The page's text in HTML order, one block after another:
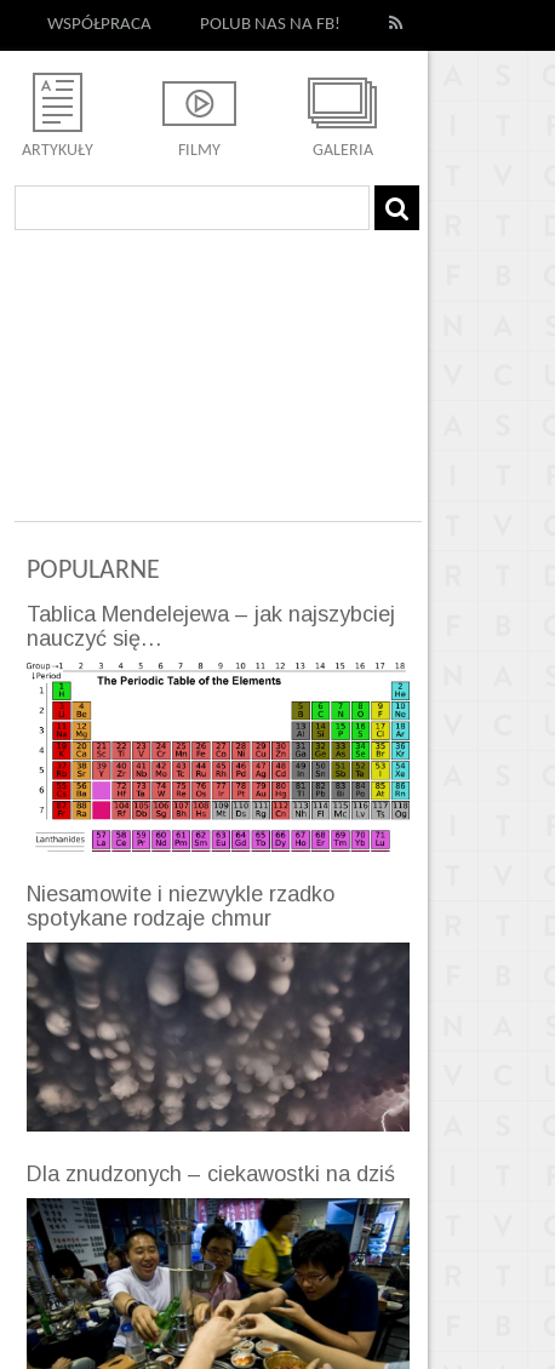
WSPÓŁPRACA POLUB NAS NA FB!
ARTYKUŁY FILMY GALERIA
POPULARNE
Tablica Mendelejewa – jak najszybciej
nauczyć się…
Niesamowite i niezwykle rzadko
spotykane rodzaje chmur
Dla znudzonych – ciekawostki na dziś